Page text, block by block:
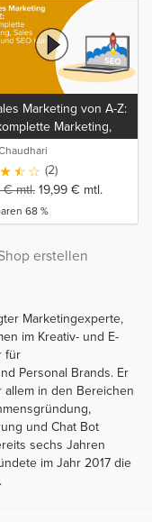
Marketing von A-Z:
Marketing,
Funnel und SEO Kurs
(2)
€mtl. 19,99 € mtl.
68 %
erstellen
Marketingexperte,
im Kreativ- und E-
für
Personal Brands. Er
in den Bereichen
und Chat Bot
sechs Jahren
im Jahr 2017 die